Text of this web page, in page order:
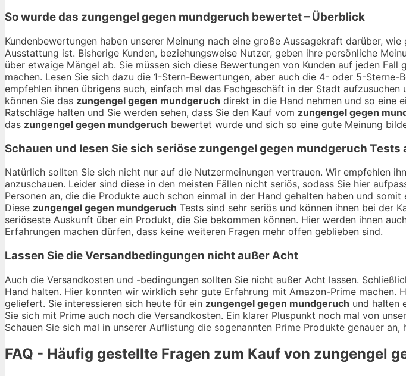
So wurde das zungengel gegen mundgeruch bewertet – Überblick
Kundenbewertungen haben unserer Meinung nach eine große Aussagekraft darüber, wie
Ausstattung ist. Bisherige Kunden, beziehungsweise Nutzer, geben ihre persönliche
über etwaige Mängel ab. Sie müssen sich diese Bewertungen von Kunden auf jeden
machen. Lesen Sie sich dazu die 1-Stern-Bewertungen, aber auch die 4- oder 5-
empfehlen ihnen übrigens auch, einfach mal das Fachgeschäft in der Stadt
können Sie das zungengel gegen mundgeruch direkt in die Hand nehmen und so eine
Ratschläge halten und Sie werden sehen, dass Sie den Kauf vom zungengel gegen
das zungengel gegen mundgeruch bewertet wurde und sich so eine gute Meinung
Schauen und lesen Sie sich seriöse zungengel gegen mundgeruch Tests
Natürlich sollten Sie sich nicht nur auf die Nutzermeinungen vertrauen. Wir empfehlen
anzuschauen. Leider sind diese in den meisten Fällen nicht seriös, sodass Sie hier
Personen an, die die Produkte auch schon einmal in der Hand gehalten haben und
Diese zungengel gegen mundgeruch Tests sind sehr seriös und können ihnen bei der
seriöseste Auskunft über ein Produkt, die Sie bekommen können. Hier werden ihnen
Erfahrungen machen dürfen, dass keine weiteren Fragen mehr offen geblieben sind.
Lassen Sie die Versandbedingungen nicht außer Acht
Auch die Versandkosten und -bedingungen sollten Sie nicht außer Acht lassen.
Hand halten. Hier konnten wir wirklich sehr gute Erfahrung mit Amazon-Prime machen.
geliefert. Sie interessieren sich heute für ein zungengel gegen mundgeruch und halten
Sie sich mit Prime auch noch die Versandkosten. Ein klarer Pluspunkt noch mal von
Schauen Sie sich mal in unserer Auflistung die sogenannten Prime Produkte genauer
FAQ - Häufig gestellte Fragen zum Kauf von zungengel